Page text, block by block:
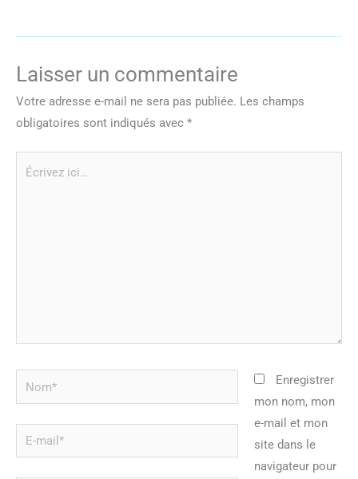
Laisser un commentaire
Votre adresse e-mail ne sera pas publiée. Les champs
obligatoires sont indiqués avec *
Nom*
mail*
Enregistrer
mon nom, mon
e-mail et mon
site dans le
navigateur pour